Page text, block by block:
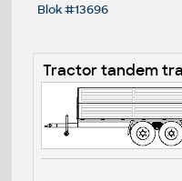
Blok #13696
Tractor tandem